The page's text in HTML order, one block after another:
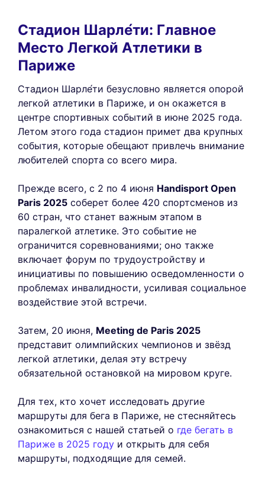
Стадион Шарле́ти: Главное
Место Легкой Атлетики в
Париже
Стадион Шарле́ти безусловно является опорой
легкой атлетики в Париже, и он окажется в
центре спортивных событий в июне 2025 года.
Летом этого года стадион примет два крупных
события, которые обещают привлечь внимание
любителей спорта со всего мира.
Прежде всего, с 2 по 4 июня Handisport Open
Paris 2025 соберет более 420 спортсменов из
60 стран, что станет важным этапом в
паралегкой атлетике. Это событие не
ограничится соревнованиями; оно также
включает форум по трудоустройству и
инициативы по повышению осведомленности о
проблемах инвалидности, усиливая социальное
воздействие этой встречи.
Затем, 20 июня, Meeting de Paris 2025
представит олимпийских чемпионов и звёзд
легкой атлетики, делая эту встречу
обязательной остановкой на мировом круге.
Для тех, кто хочет исследовать другие
маршруты для бега в Париже, не стесняйтесь
ознакомиться с нашей статьей о где бегать в
Париже в 2025 году и открыть для себя
маршруты, подходящие для семей.